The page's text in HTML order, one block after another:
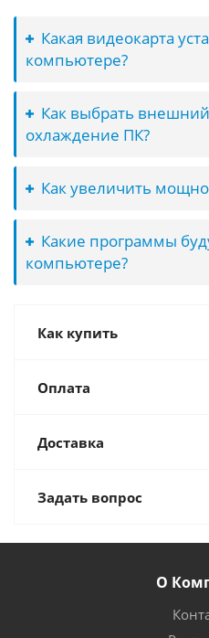
Какая видеокарта
компьютере?
Как выбрать
охлаждение ПК?
Как увеличить
Какие программы
компьютере?
Как купить
Оплата
Доставка
Задать вопрос
О